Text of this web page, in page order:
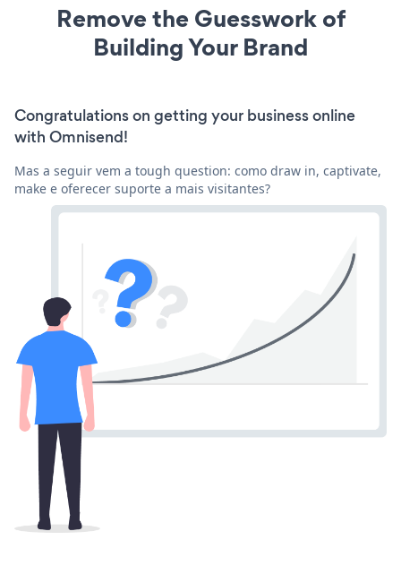
Remove the Guesswork of
Building Your Brand
Congratulations on getting your business online
with Omnisend!
Mas a seguir vem a tough question: como draw in, captivate,
make e oferecer suporte a mais visitantes?